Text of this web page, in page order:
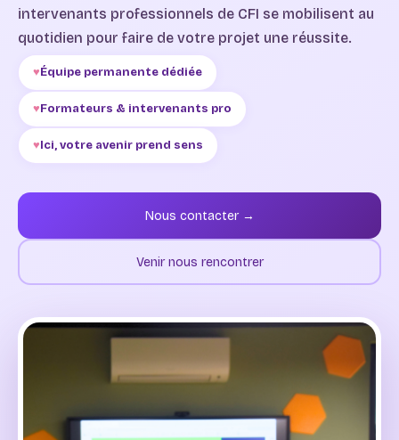
intervenants professionnels de CFI se mobilisent au
quotidien pour faire de votre projet une réussite.
Équipe permanente dédiée
Formateurs & intervenants pro
Ici, votre avenir prend sens
Nous contacter →
Venir nous rencontrer